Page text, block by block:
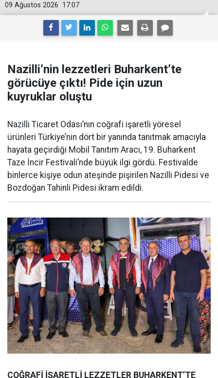
17:07
09 Ağustos 2026
Nazilli’nin lezzetleri Buharkent’te
görücüye çıktı! Pide için uzun
kuyruklar oluştu
Nazilli Ticaret Odası’nın coğrafi işaretli yöresel
ürünleri Türkiye’nin dört bir yanında tanıtmak amacıyla
hayata geçirdiği Mobil Tanıtım Aracı, 19. Buharkent
Taze İncir Festivali’nde büyük ilgi gördü. Festivalde
binlerce kişiye odun ateşinde pişirilen Nazilli Pidesi ve
Bozdoğan Tahinli Pidesi ikram edildi.
COĞRAFİ İŞARETLİ LEZZETLER BUHARKENT’TE